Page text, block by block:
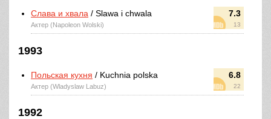
7.3
13
Слава и хвала / Slawa i chwala
Актер (Napoleon Wolski)
1993
6.8
22
Польская кухня / Kuchnia polska
Актер (Wladyslaw Labuz)
1992